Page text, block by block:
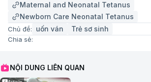
Maternal and Neonatal Tetanus
Newborn Care Neonatal Tetanus
Chủ đề: uốn ván Trẻ sơ sinh
Chia sẻ:
NỘI DUNG LIÊN QUAN